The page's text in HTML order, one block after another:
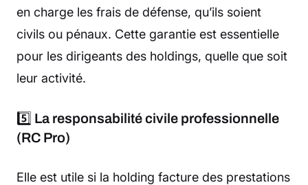
en charge les frais de défense, qu’ils soient
civils ou pénaux. Cette garantie est essentielle
pour les dirigeants des holdings, quelle que soit
leur activité.
5️⃣ La responsabilité civile professionnelle
(RC Pro)
Elle est utile si la holding facture des prestations